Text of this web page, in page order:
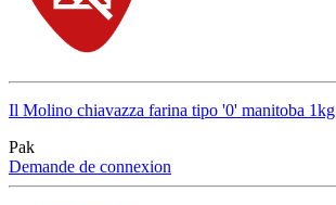
Il Molino chiavazza farina tipo '0' manitoba 1kg
Pak
Demande de connexion